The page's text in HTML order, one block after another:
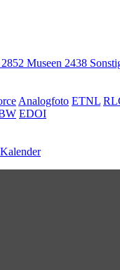
2852 Museen 2438
Analogfoto ETNL
EDOI
Kalender